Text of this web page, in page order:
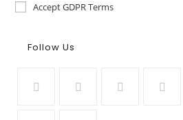
Accept GDPR Terms
Follow Us